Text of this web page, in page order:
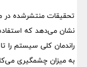
نشان می‌دهد که
به میزان چشمگیری